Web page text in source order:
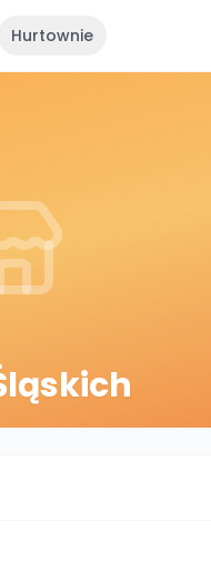
Hurtownie